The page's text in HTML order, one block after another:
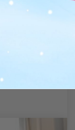
ngứa
cho dứt